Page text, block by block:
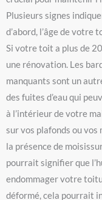
Plusieurs signes
d’abord, l’âge de
Si votre toit a plus de
une rénovation. Les
manquants sont un
des fuites d’eau qui
à l’intérieur de votre
sur vos plafonds ou vos
la présence de
pourrait signifier que
endommager votre
déformé, cela pourrait